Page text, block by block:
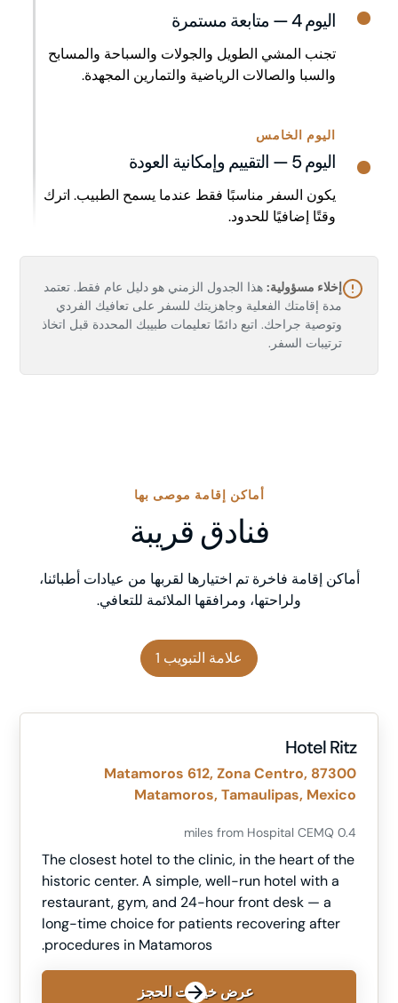
اليوم 4 — متابعة مستمرة
تجنب المشي الطويل والجولات والسباحة والمسابح
والسبا والصالات الرياضية والتمارين المجهدة.
اليوم الخامس
اليوم 5 — التقييم وإمكانية العودة
يكون السفر مناسبًا فقط عندما يسمح الطبيب. اترك
وقتًا إضافيًا للحدود.
إخلاء مسؤولية: هذا الجدول الزمني هو دليل عام فقط. تعتمد
مدة إقامتك الفعلية وجاهزيتك للسفر على تعافيك الفردي
وتوصية جراحك. اتبع دائمًا تعليمات طبيبك المحددة قبل اتخاذ
ترتيبات السفر.
أماكن إقامة موصى بها
فنادق قريبة
أماكن إقامة فاخرة تم اختيارها لقربها من عيادات أطبائنا،
ولراحتها، ومرافقها الملائمة للتعافي.
علامة التبويب 1
Hotel Ritz
Matamoros 612, Zona Centro, 87300
Matamoros, Tamaulipas, Mexico
0.4 miles from Hospital CEMQ
The closest hotel to the clinic, in the heart of the
historic center. A simple, well-run hotel with a
restaurant, gym, and 24-hour front desk — a
long-time choice for patients recovering after
procedures in Matamoros.
عرض خيارات الحجز